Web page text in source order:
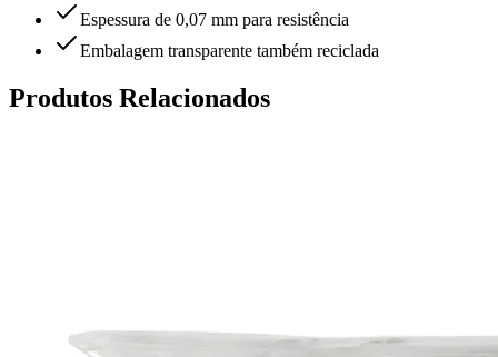
Espessura de 0,07 mm para resistência
Embalagem transparente também reciclada
Produtos Relacionados